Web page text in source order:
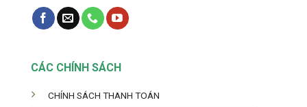
CÁC CHÍNH SÁCH
CHÍNH SÁCH THANH TOÁN